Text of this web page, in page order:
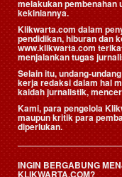
melakukan pembenahan
kekiniannya.
Klikwarta.com dalam
pendidikan, hiburan dan
www.klikwarta.com
menjalankan tugas
Selain itu, undang-
kerja redaksi dalam hal
kaidah jurnalistik,
Kami, para pengelola
maupun kritik para
diperlukan.
INGIN BERGABUNG
KLIKWARTA.COM?